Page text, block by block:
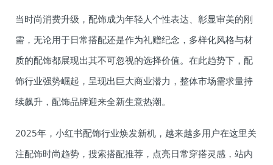
当时尚消费升级，配饰成为年轻人个性表达、彰显审美的刚
需，无论用于日常搭配还是作为礼赠纪念，多样化风格与材
质的配饰都展现出其不可忽视的选择价值。在此趋势下，配
饰行业强势崛起，呈现出巨大商业潜力，整体市场需求量持
续飙升，配饰品牌迎来全新生意热潮。
2025年，小红书配饰行业焕发新机，越来越多用户在这里关
注配饰时尚趋势，搜索搭配推荐，点亮日常穿搭灵感，站内